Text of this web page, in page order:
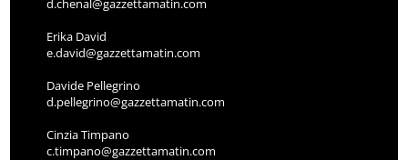
d.chenal@gazzettamatin.com
Erika David
e.david@gazzettamatin.com
Davide Pellegrino
d.pellegrino@gazzettamatin.com
Cinzia Timpano
c.timpano@gazzettamatin.com